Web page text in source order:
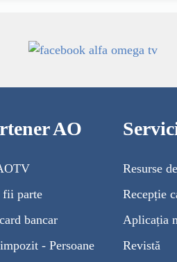
AO
fii parte
bancar
- Persoane
Resurse
Recepție
Aplicația
Revistă